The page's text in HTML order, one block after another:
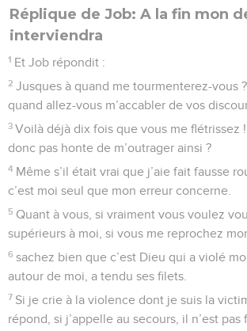
Réplique de Job: A la fin mon
interviendra
1 Et Job répondit :
2 Jusques à quand me tourmenterez-vous
quand allez-vous m’accabler de vos
3 Voilà déjà dix fois que vous me flétrissez !
donc pas honte de m’outrager ainsi ?
4 Même s’il était vrai que j’aie fait fausse
c’est moi seul que mon erreur concerne.
5 Quant à vous, si vraiment vous voulez
supérieurs à moi, si vous me reprochez
6 sachez bien que c’est Dieu qui a violé
autour de moi, a tendu ses filets.
7 Si je crie à la violence dont je suis la
répond, si j’appelle au secours, il n’est pas